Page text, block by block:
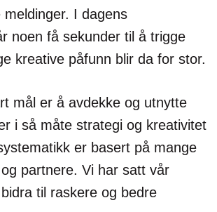
I dagens
noen få sekunder til å trigge
kreative påfunn blir da for stor.
mål er å avdekke og utnytte
i så måte strategi og kreativitet
er basert på mange
partnere. Vi har satt vår
til raskere og bedre